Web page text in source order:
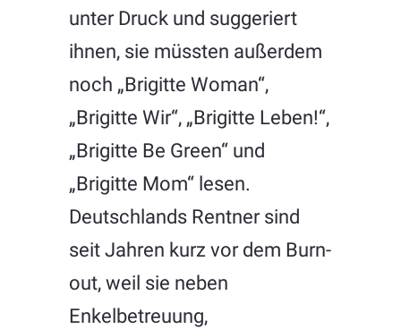
unter Druck und suggeriert
ihnen, sie müssten außerdem
noch „Brigitte Woman“,
„Brigitte Wir“, „Brigitte Leben!“,
„Brigitte Be Green“ und
„Brigitte Mom“ lesen.
Deutschlands Rentner sind
seit Jahren kurz vor dem Burn-
out, weil sie neben
Enkelbetreuung,